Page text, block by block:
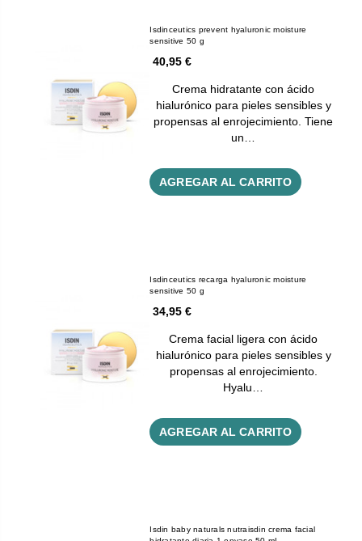
Isdinceutics prevent hyaluronic moisture
sensitive 50 g
40,95 €
Crema hidratante con ácido
hialurónico para pieles sensibles y
propensas al enrojecimiento. Tiene
un…
AGREGAR AL CARRITO
Isdinceutics recarga hyaluronic moisture
sensitive 50 g
34,95 €
Crema facial ligera con ácido
hialurónico para pieles sensibles y
propensas al enrojecimiento.
Hyalu…
AGREGAR AL CARRITO
Isdin baby naturals nutraisdin crema facial